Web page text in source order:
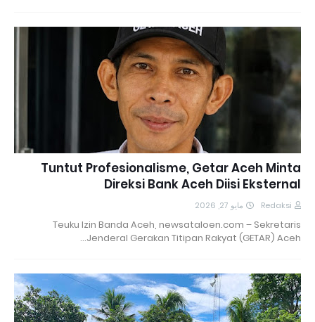
Tuntut Profesionalisme, Getar Aceh Minta
Direksi Bank Aceh Diisi Eksternal
Redaksi مايو 27, 2026
Teuku Izin Banda Aceh, newsataloen.com – Sekretaris
Jenderal Gerakan Titipan Rakyat (GETAR) Aceh…